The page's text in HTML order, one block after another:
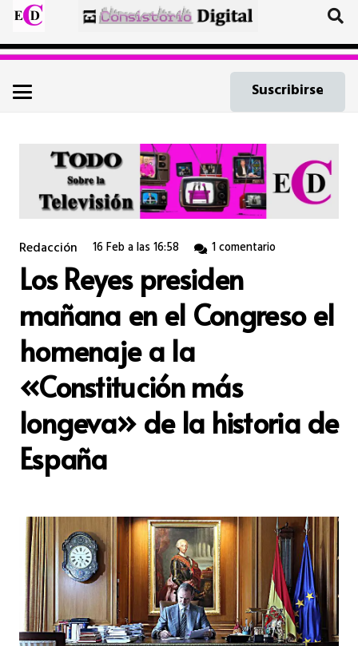
Suscribirse
Redacción 16 Feb a las 16:58 1comentario
Los Reyes presiden
mañana en el Congreso el
homenaje a la
«Constitución más
longeva» de la historia de
España